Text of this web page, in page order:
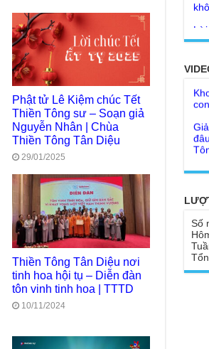
Phật tử Lê Kiệm chúc Tết
Thiền Tông sư – Soạn giả
Nguyễn Nhân | Chùa
Thiền Tông Tân Diệu
29/01/2025
Thiền Tông Tân Diệu nơi
tinh hoa hội tụ – Diễn đàn
tôn vinh tinh hoa | TTTD
10/11/2024
Tu
Số